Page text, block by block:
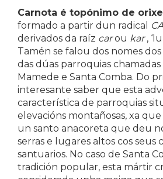
Carnota é topónimo de
formado a partir dun radical
derivados da raíz carou kar,
Tamén se falou dos nomes
das dúas parroquias chamadas
Mamede e Santa Comba. Do
interesante saber que esta
característica de parroquias
elevacións montañosas, xa
un santo anacoreta que deu
serras e lugares altos cos
santuarios. No caso de Santa
tradición popular, esta mártir